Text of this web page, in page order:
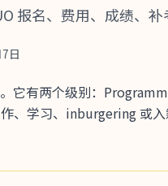
报名、费用、成绩、
日
它有两个级别：
、学习、inburgering 或